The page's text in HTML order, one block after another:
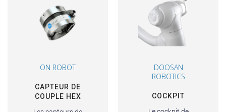
ON ROBOT
CAPTEUR DE
COUPLE HEX
DOOSAN
ROBOTICS
COCKPIT